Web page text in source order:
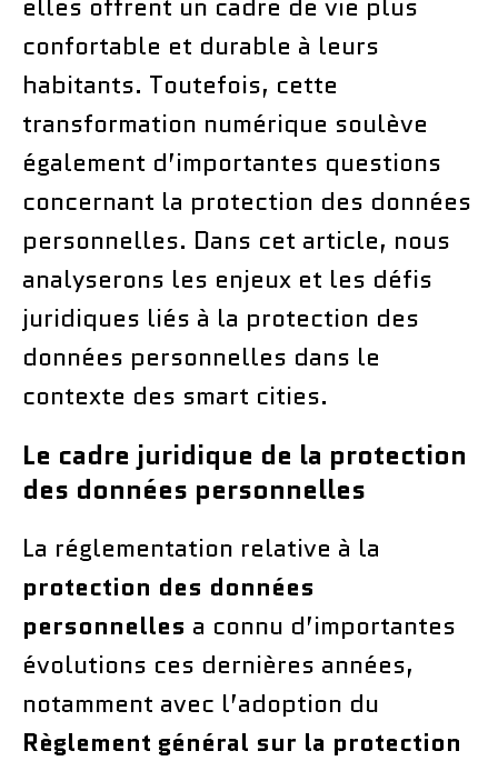
confortable et durable à leurs
habitants. Toutefois, cette
transformation numérique soulève
également d’importantes questions
concernant la protection des données
personnelles. Dans cet article, nous
analyserons les enjeux et les défis
juridiques liés à la protection des
données personnelles dans le
contexte des smart cities.
Le cadre juridique de la protection
des données personnelles
La réglementation relative à la
protection des données
personnelles a connu d’importantes
évolutions ces dernières années,
notamment avec l’adoption du
Règlement général sur la protection